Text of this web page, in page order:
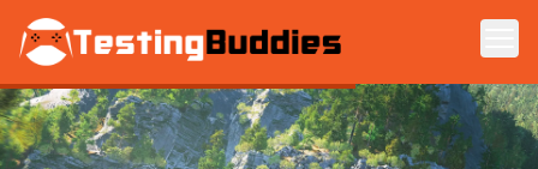
Zum Hauptinhalt springen